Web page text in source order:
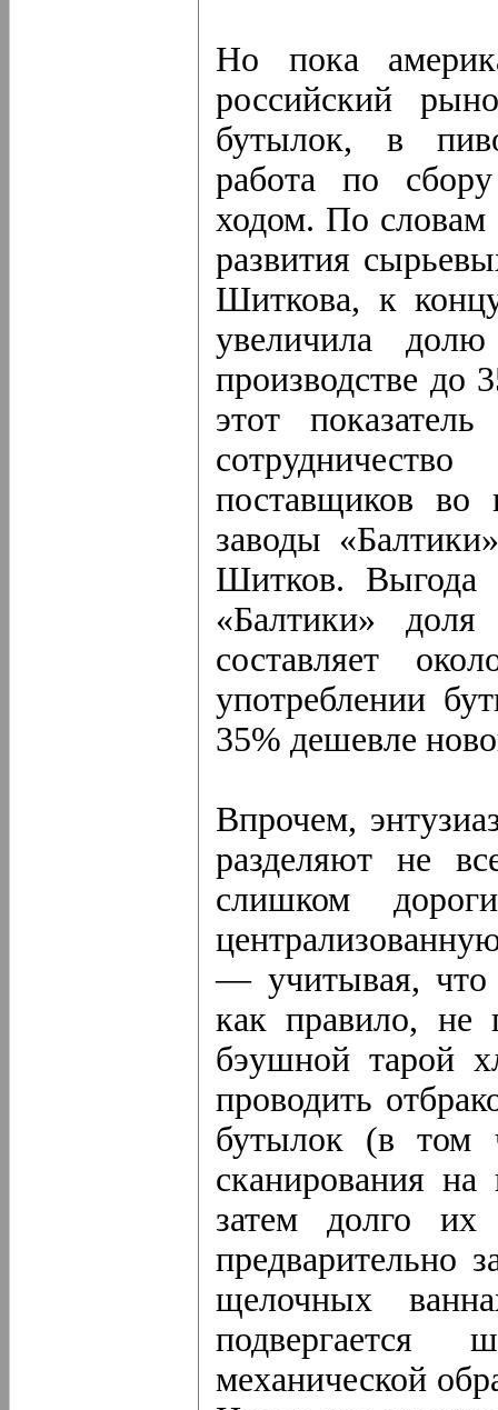
Но пока
российский
бутылок, в
работа по
ходом. По словам
развития
Шиткова, к
увеличила
производстве до
этот
поставщиков во
заводы
Шитков. Выгода
«Балтики»
составляет
употреблении
35% дешевле
Впрочем,
разделяют не
слишком
— учитывая, что
как правило, не
бэушной тарой
проводить
бутылок (в том
сканирования
затем долго их
предварительно
щелочных
подвергается
механической